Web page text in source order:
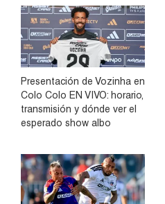
Presentación de Vozinha en
Colo Colo EN VIVO: horario,
transmisión y dónde ver el
esperado show albo